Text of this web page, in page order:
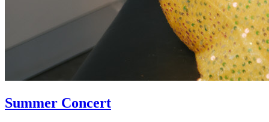
Summer Concert